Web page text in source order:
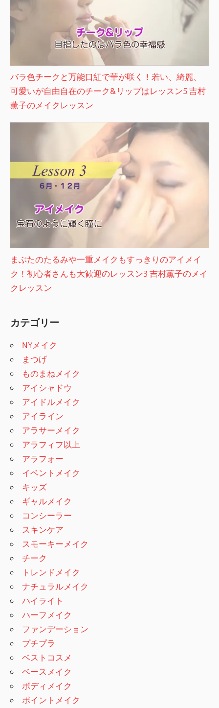
バラ色チークと万能口紅で華が咲く！若い、綺麗、
可愛いが自由自在のチーク&リップはレッスン5 吉村
薫子のメイクレッスン
まぶたのたるみや一重メイクもすっきりのアイメイ
ク！初心者さんも大歓迎のレッスン3 吉村薫子のメイ
クレッスン
カテゴリー
NYメイク
まつげ
ものまねメイク
アイシャドウ
アイドルメイク
アイライン
アラサーメイク
アラフィフ以上
アラフォー
イベントメイク
キッズ
ギャルメイク
コンシーラー
スキンケア
スモーキーメイク
チーク
トレンドメイク
ナチュラルメイク
ハイライト
ハーフメイク
ファンデーション
プチプラ
ベストコスメ
ベースメイク
ボディメイク
ポイントメイク